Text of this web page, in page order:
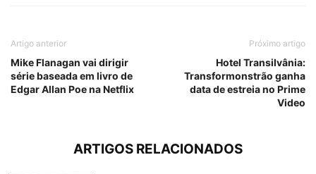
Artigo anterior
Mike Flanagan vai dirigir
série baseada em livro de
Edgar Allan Poe na Netflix
Próximo artigo
Hotel Transilvânia:
Transformonstrão ganha
data de estreia no Prime
Video
ARTIGOS RELACIONADOS